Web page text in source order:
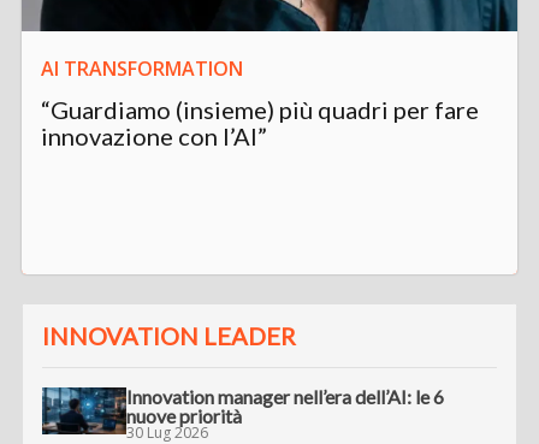
AI TRANSFORMATION
“Guardiamo (insieme) più quadri per fare
innovazione con l’AI”
INNOVATION LEADER
Innovation manager nell’era dell’AI: le 6
nuove priorità
30 Lug 2026